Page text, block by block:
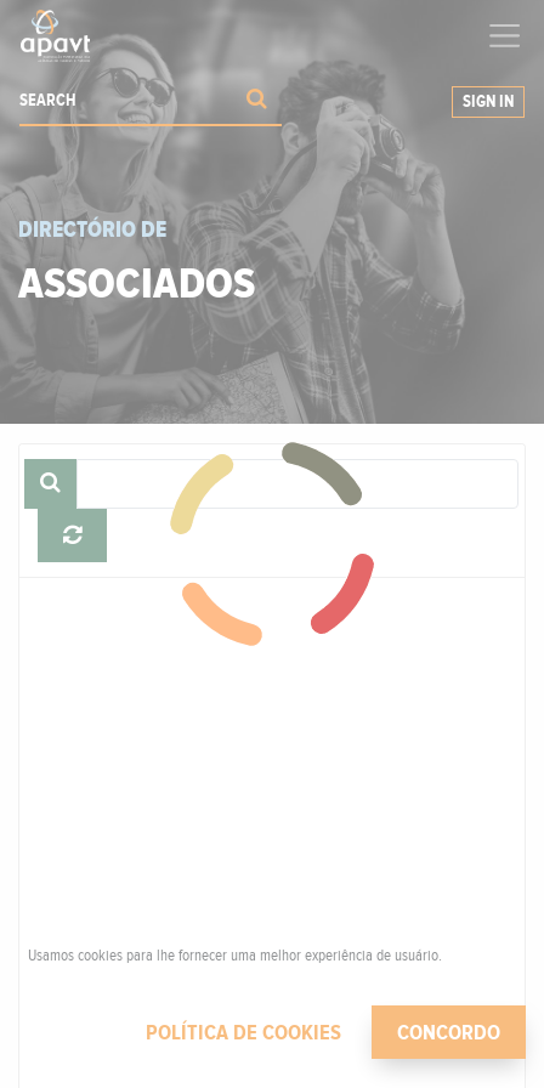
grow your business
SIGN IN
DIRECTÓRIO DE
ASSOCIADOS
Usamos cookies para lhe fornecer uma melhor experiência de usuário.
POLÍTICA DE COOKIES CONCORDO